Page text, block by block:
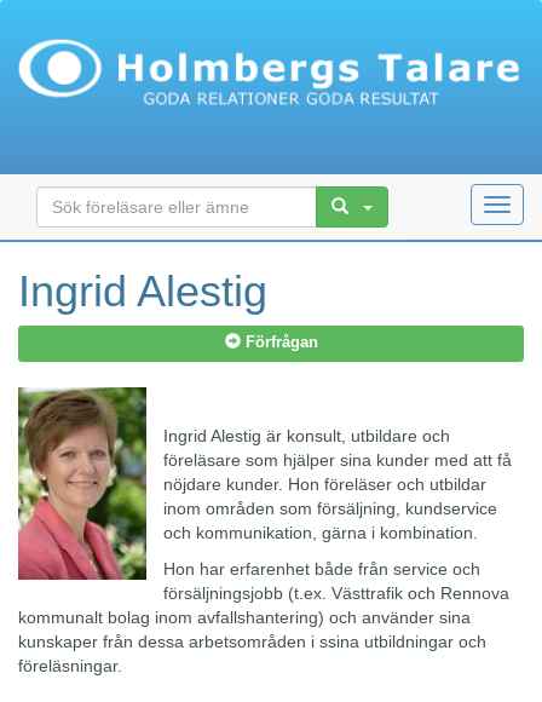
Ingrid Alestig
Förfrågan
Ingrid Alestig är konsult, utbildare och
föreläsare som hjälper sina kunder med att få
nöjdare kunder. Hon föreläser och utbildar
inom områden som försäljning, kundservice
och kommunikation, gärna i kombination.
Hon har erfarenhet både från service och
försäljningsjobb (t.ex. Västtrafik och Rennova
kommunalt bolag inom avfallshantering) och använder sina
kunskaper från dessa arbetsområden i ssina utbildningar och
föreläsningar.